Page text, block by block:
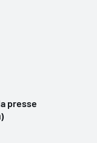
presse